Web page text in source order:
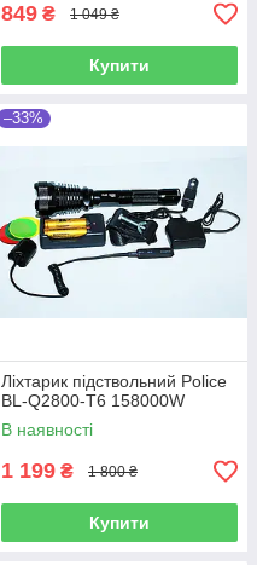
849 ₴ 1 049 ₴
Купити
–33%
Ліхтарик підствольний Police
BL-Q2800-T6 158000W
В наявності
1 199 ₴ 1 800 ₴
Купити